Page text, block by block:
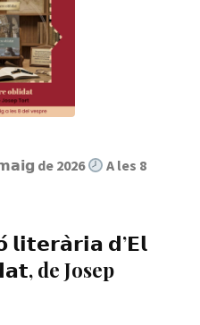
de 2026
A les 8
𝗱’𝗘𝗹
de Josep